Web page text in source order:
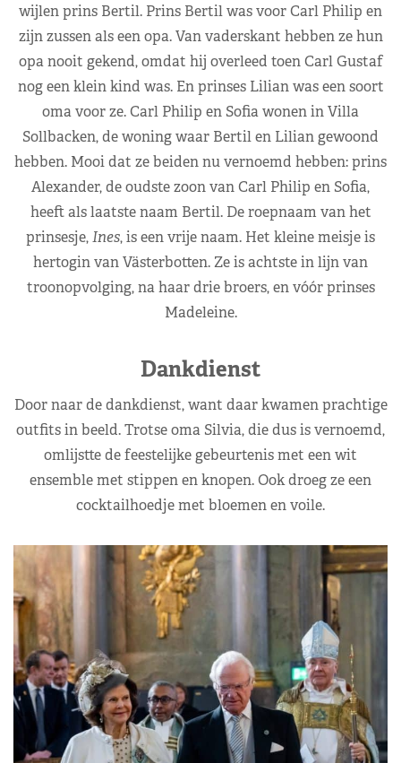
wijlen prins Bertil. Prins Bertil was voor Carl Philip en
zijn zussen als een opa. Van vaderskant hebben ze hun
opa nooit gekend, omdat hij overleed toen Carl Gustaf
nog een klein kind was. En prinses Lilian was een soort
oma voor ze. Carl Philip en Sofia wonen in Villa
Sollbacken, de woning waar Bertil en Lilian gewoond
hebben. Mooi dat ze beiden nu vernoemd hebben: prins
Alexander, de oudste zoon van Carl Philip en Sofia,
heeft als laatste naam Bertil. De roepnaam van het
prinsesje,Ines, is een vrije naam. Het kleine meisje is
hertogin van Västerbotten. Ze is achtste in lijn van
troonopvolging, na haar drie broers, en vóór prinses
Madeleine.
Dankdienst
Door naar de dankdienst, want daar kwamen prachtige
outfits in beeld. Trotse oma Silvia, die dus is vernoemd,
omlijstte de feestelijke gebeurtenis met een wit
ensemble met stippen en knopen. Ook droeg ze een
cocktailhoedje met bloemen en voile.